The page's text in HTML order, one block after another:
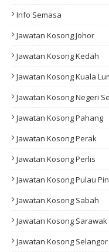
Info Semasa
Jawatan Kosong Johor
Jawatan Kosong Kedah
Jawatan Kosong Kuala
Jawatan Kosong Negeri
Jawatan Kosong Pahang
Jawatan Kosong Perak
Jawatan Kosong Perlis
Jawatan Kosong Pulau
Jawatan Kosong Sabah
Jawatan Kosong Sarawak
Jawatan Kosong Selangor